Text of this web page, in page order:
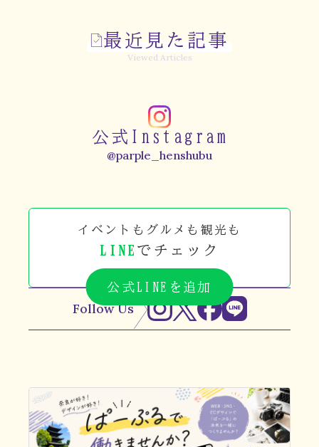
最近見た記事
Viewed Articles
公式Instagram
@parple_henshubu
イベントもグルメも観光も
LINE でチェック
公式LINEを追加
Follow Us